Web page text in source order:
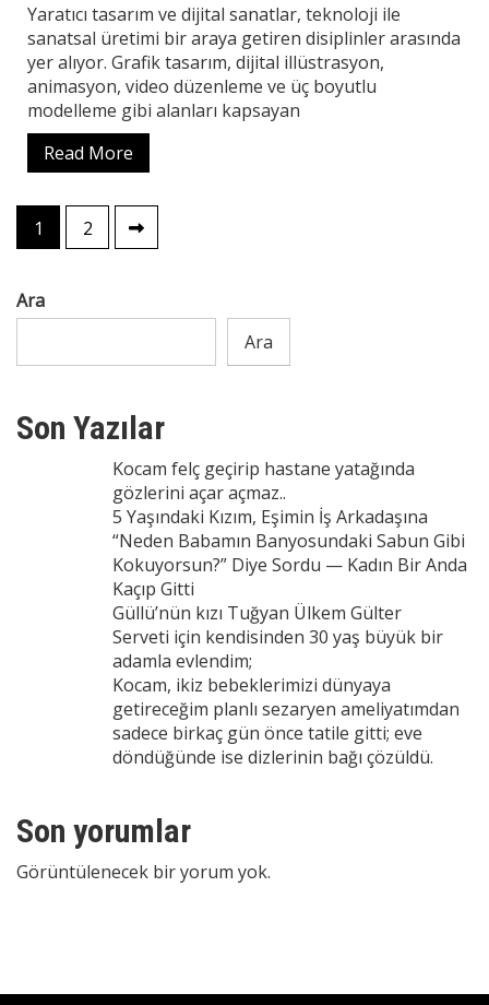
Yaratıcı tasarım ve dijital sanatlar, teknoloji ile
sanatsal üretimi bir araya getiren disiplinler arasında
yer alıyor. Grafik tasarım, dijital illüstrasyon,
animasyon, video düzenleme ve üç boyutlu
modelleme gibi alanları kapsayan
Read More
Yazı
sayfalaması
1 2
Ara
Ara
Son Yazılar
Kocam felç geçirip hastane yatağında
gözlerini açar açmaz..
5 Yaşındaki Kızım, Eşimin İş Arkadaşına
“Neden Babamın Banyosundaki Sabun Gibi
Kokuyorsun?” Diye Sordu — Kadın Bir Anda
Kaçıp Gitti
Güllü’nün kızı Tuğyan Ülkem Gülter
Serveti için kendisinden 30 yaş büyük bir
adamla evlendim;
Kocam, ikiz bebeklerimizi dünyaya
getireceğim planlı sezaryen ameliyatımdan
sadece birkaç gün önce tatile gitti; eve
döndüğünde ise dizlerinin bağı çözüldü.
Son yorumlar
Görüntülenecek bir yorum yok.